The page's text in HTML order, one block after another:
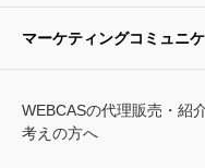
マーケティングコミュニ
WEBCASの代理販売・紹
考えの方へ